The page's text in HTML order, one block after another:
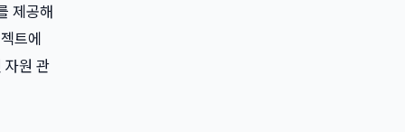
제공해
트에
자원 관